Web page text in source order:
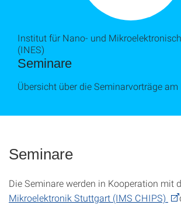
Seminare
Institut für Nano- und
(INES)
Übersicht über die Seminarvorträge am
Seminare
Die Seminare werden in Kooperation mit
Mikroelektronik Stuttgart (IMS CHIPS)